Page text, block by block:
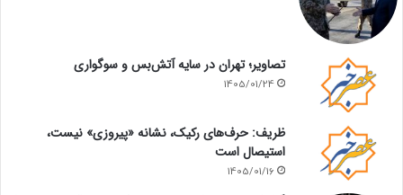
تصاویر؛ تهران در سایه آتش‌بس و سوگواری
1405/01/24
ظریف: حرف‌های رکیک، نشانه «پیروزی» نیست،
استیصال است
1405/01/16